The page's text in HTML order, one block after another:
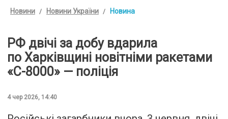
Новини Новини України Новина
РФ двічі за добу вдарила
по Харківщині новітніми ракетами
«С-8000» — поліція
4 чер 2026, 14:40